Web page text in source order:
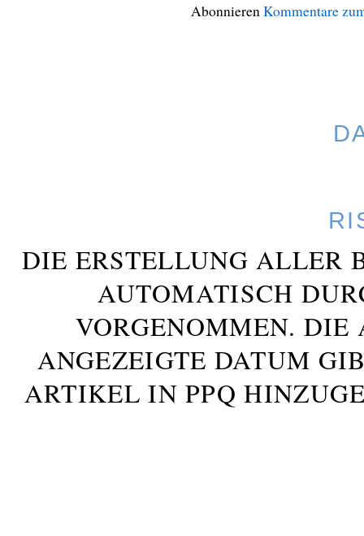
AbonnierenKommentare
DIE ERSTELLUNG ALLER
AUTOMATISCH
VORGENOMMEN. DIE
ANGEZEIGTE DATUM
ARTIKEL IN PPQ